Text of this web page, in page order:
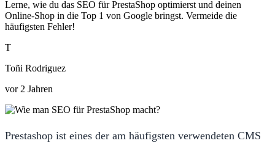
Lerne, wie du das SEO für PrestaShop optimierst und deinen
Online-Shop in die Top 1 von Google bringst. Vermeide die
häufigsten Fehler!
T
Toñi Rodriguez
vor 2 Jahren
Prestashop ist eines der am häufigsten verwendeten CMS